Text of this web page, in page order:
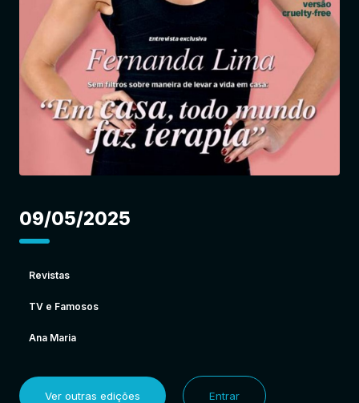
09/05/2025
Revistas
TV e Famosos
Ana Maria
Ver outras edições Entrar